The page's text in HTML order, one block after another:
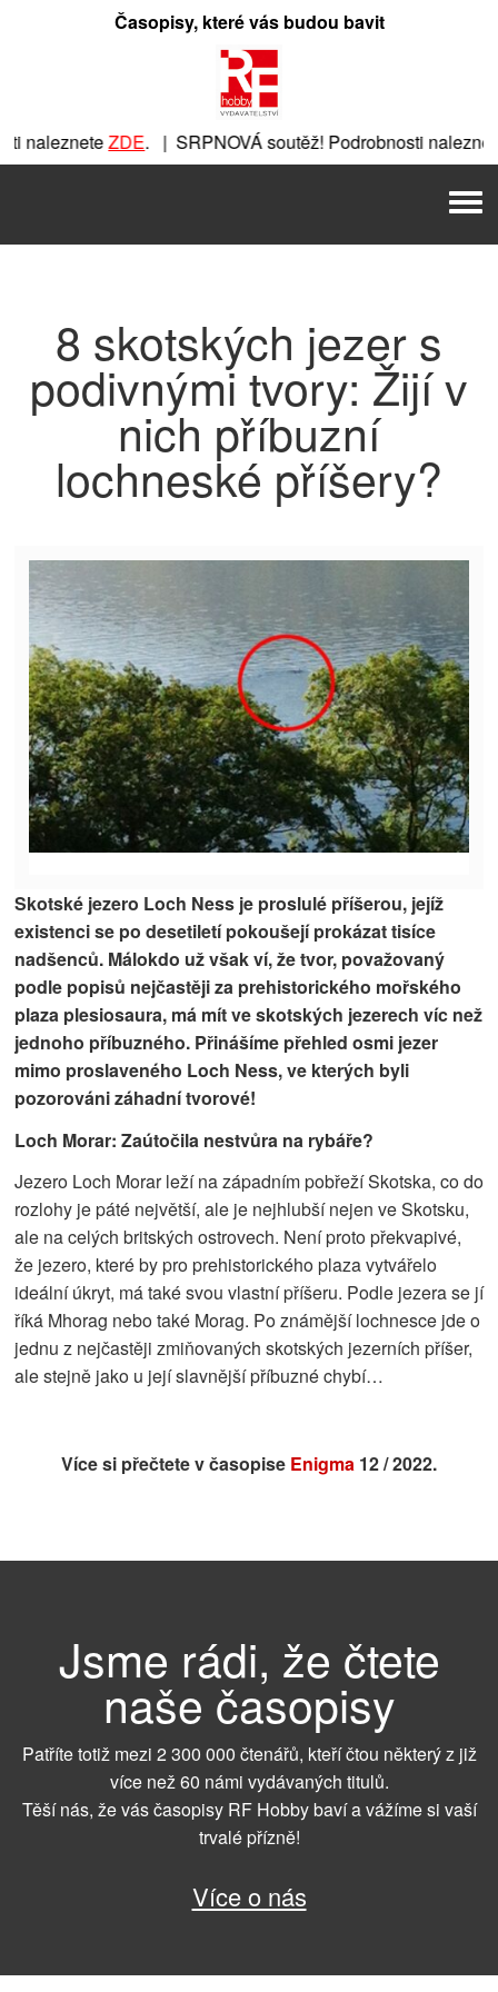
Časopisy, které vás budou bavit
nalezneteZDE. | SRPNOVÁ soutěž! Podrobnosti
. |
8 skotských jezer s
podivnými tvory: Žijí v
nich příbuzní
lochneské příšery?
Skotské jezero Loch Ness je proslulé příšerou, jejíž
existenci se po desetiletí pokoušejí prokázat tisíce
nadšenců. Málokdo už však ví, že tvor, považovaný
podle popisů nejčastěji za prehistorického mořského
plaza plesiosaura, má mít ve skotských jezerech víc než
jednoho příbuzného. Přinášíme přehled osmi jezer
mimo proslaveného Loch Ness, ve kterých byli
pozorováni záhadní tvorové!
Loch Morar: Zaútočila nestvůra na rybáře?
Jezero Loch Morar leží na západním pobřeží Skotska, co do
rozlohy je páté největší, ale je nejhlubší nejen ve Skotsku,
ale na celých britských ostrovech. Není proto překvapivé,
že jezero, které by pro prehistorického plaza vytvářelo
ideální úkryt, má také svou vlastní příšeru. Podle jezera se jí
říká Mhorag nebo také Morag. Po známější lochnesce jde o
jednu z nejčastěji zmiňovaných skotských jezerních příšer,
ale stejně jako u její slavnější příbuzné chybí…
Více si přečtete v časopise Enigma 12 / 2022.
Jsme rádi, že čtete
naše časopisy
Patříte totiž mezi 2 300 000 čtenářů, kteří čtou některý z již
více než 60 námi vydávaných titulů.
Těší nás, že vás časopisy RF Hobby baví a vážíme si vaší
trvalé přízně!
Více o nás